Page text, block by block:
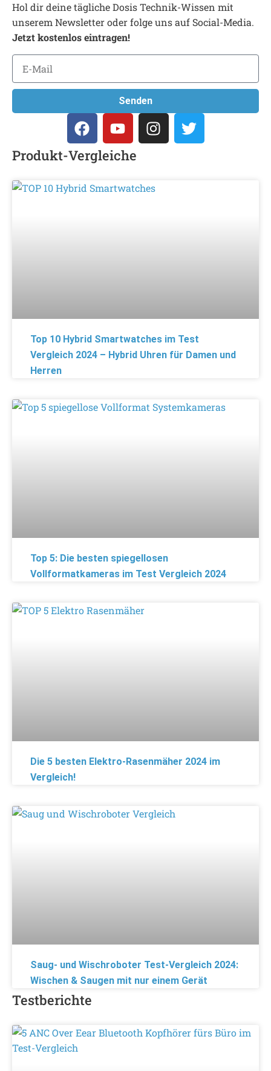
Hol dir deine tägliche Dosis Technik-Wissen mit
unserem Newsletter oder folge uns auf Social-Media.
Jetzt kostenlos eintragen!
Senden
Produkt-Vergleiche
Top 10 Hybrid Smartwatches im Test
Vergleich 2024 – Hybrid Uhren für Damen und
Herren
Top 5: Die besten spiegellosen
Vollformatkameras im Test Vergleich 2024
Die 5 besten Elektro-Rasenmäher 2024 im
Vergleich!
Saug- und Wischroboter Test-Vergleich 2024:
Wischen & Saugen mit nur einem Gerät
Testberichte